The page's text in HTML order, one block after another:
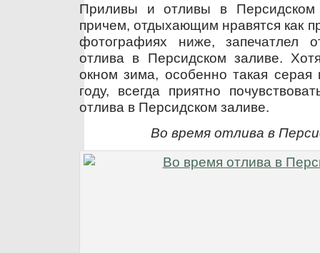
Приливы и отливы в
причем, отдыхающим нравятся как
фотографиях ниже, запечатлел
отлива в Персидском заливе.
окном зима, особенно такая
году, всегда приятно
отлива в Персидском заливе.
Во время отлива в